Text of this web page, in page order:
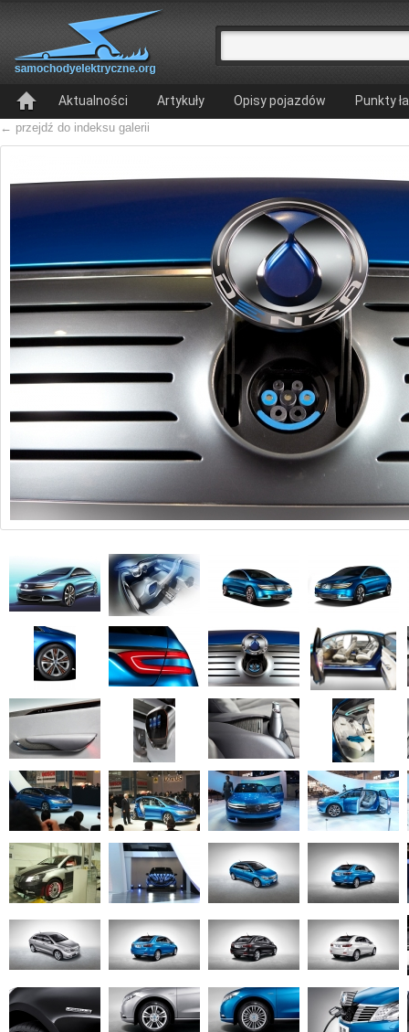
Aktualności Artykuły Opisy pojazdów Punkty
← przejdź do indeksu galerii